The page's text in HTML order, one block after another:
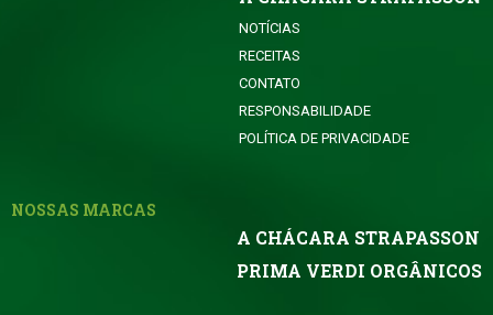
NOTÍCIAS
RECEITAS
CONTATO
RESPONSABILIDADE
POLÍTICA DE PRIVACIDADE
NOSSAS MARCAS
A CHÁCARA STRAPASSON
PRIMA VERDI ORGÂNICOS